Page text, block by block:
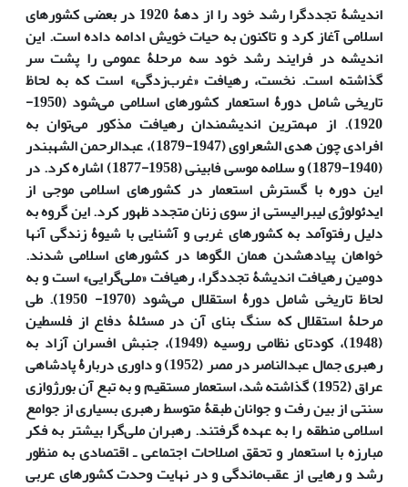
اندیشۀ تجددگرا رشد خود را از دهۀ 1920 در بعضی کشورهای
اسلامی آغاز کرد و تاکنون به حیات خویش ادامه داده است. این
اندیشه در فرایند رشد خود سه مرحلۀ عمومی را پشت سر
گذاشته‌ است. نخست، رهیافت «غرب‌زدگی» است که به لحاظ
تاریخی شامل دورۀ استعمار کشورهای اسلامی می‌شود (1950-
1920). از مهم‏ترین اندیشمندان رهیافت مذکور می‌توان به
افرادی چون هدی الشعراوی (1947-1879)‌، عبدالرحمن ال­شهبندر
(1940-1879) و سلامه موسی فابینی (1958-1877) اشاره کرد.
در
این دوره با گسترش استعمار در کشورهای اسلامی موجی از
ایدئولوژی لیبرالیستی از سوی زنان متجدد ظهور کرد. این گروه به
دلیل رفت­وآمد به کشورهای غربی و آشنایی با شیوۀ زندگی آن­ها
خواهان پیاده‏شدن همان الگوها در کشورهای اسلامی شدند.
دومین رهیافت اندیشۀ تجددگرا، رهیافت «ملی‌گرایی» است و به
لحاظ تاریخی شامل دورۀ استقلال می‌شود (1970- 1950). طی
مرحلۀ استقلال که سنگ بنای آن در مسئلۀ دفاع از فلسطین
(1948)،‌ کودتای نظامی روسیه ‌(1949)، جنبش افسران آزاد به
رهبری جمال عبدالناصر در مصر (1952) و داوری دربارۀ پادشاهی
عراق (1952) گذاشته شد، استعمار مستقیم و به تبع آن بورژوازی
سنتی از بین رفت و جوانان طبقۀ متوسط رهبری بسیاری از جوامع
اسلامی منطقه را به عهده گرفتند. رهبران ملی‌گرا بیشتر به فکر
مبارزه با استعمار و تحقق اصلاحات اجتماعی ـ اقتصادی به منظور
رشد و رهایی از عقب‌ماندگی و در نهایت وحدت کشورهای عربی